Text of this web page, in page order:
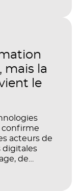
mais la
le
confirme
acteurs de
digitales
de
IA,